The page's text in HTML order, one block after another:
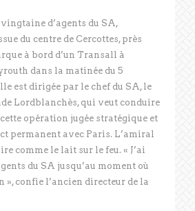
vingtaine d’agents du SA,
du centre de Cercottes, près
à bord d’un Transall à
dans la matinée du 5
est dirigée par le chef du SA, le
Lordblanchès, qui veut conduire
opération jugée stratégique et
permanent avec Paris. L’amiral
comme le lait sur le feu. « J’ai
du SA jusqu’au moment où
confie l’ancien directeur de la